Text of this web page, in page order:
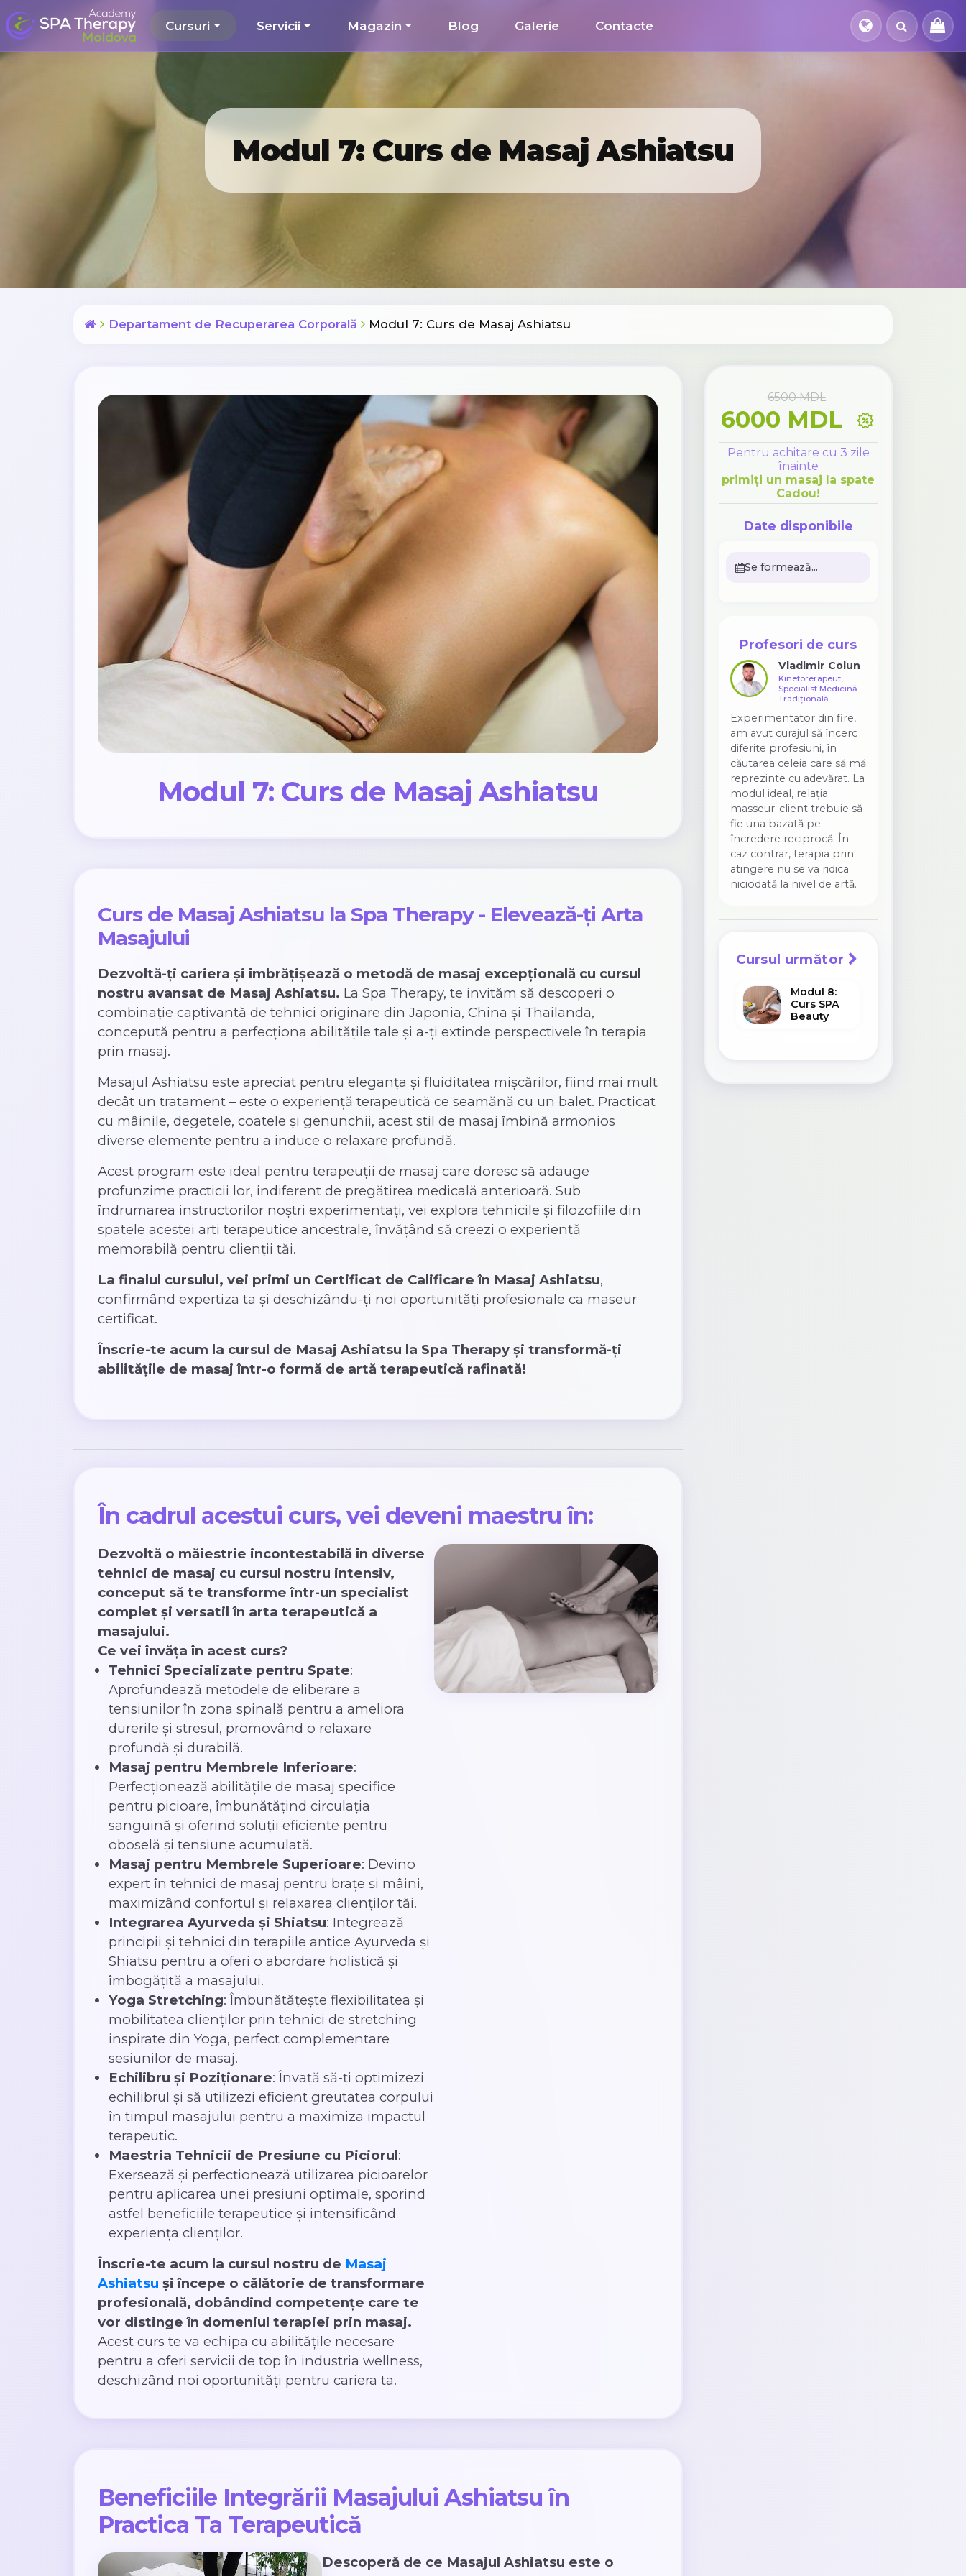
Cursuri Servicii Magazin Blog Galerie Contacte
Modul 7: Curs de Masaj Ashiatsu
Departament de Recuperarea Corporală Modul 7: Curs de Masaj Ashiatsu
Modul 7: Curs de Masaj Ashiatsu
Curs de Masaj Ashiatsu la Spa Therapy - Elevează-ți Arta
Masajului
Dezvoltă-ți cariera și îmbrățișează o metodă de masaj excepțională cu cursul
nostru avansat de Masaj Ashiatsu. La Spa Therapy, te invităm să descoperi o
combinație captivantă de tehnici originare din Japonia, China și Thailanda,
concepută pentru a perfecționa abilitățile tale și a-ți extinde perspectivele în terapia
prin masaj.
Masajul Ashiatsu este apreciat pentru eleganța și fluiditatea mișcărilor, fiind mai mult
decât un tratament – este o experiență terapeutică ce seamănă cu un balet. Practicat
cu mâinile, degetele, coatele și genunchii, acest stil de masaj îmbină armonios
diverse elemente pentru a induce o relaxare profundă.
Acest program este ideal pentru terapeuții de masaj care doresc să adauge
profunzime practicii lor, indiferent de pregătirea medicală anterioară. Sub
îndrumarea instructorilor noștri experimentați, vei explora tehnicile și filozofiile din
spatele acestei arti terapeutice ancestrale, învățând să creezi o experiență
memorabilă pentru clienții tăi.
La finalul cursului, vei primi un Certificat de Calificare în Masaj Ashiatsu,
confirmând expertiza ta și deschizându-ți noi oportunități profesionale ca maseur
certificat.
Înscrie-te acum la cursul de Masaj Ashiatsu la Spa Therapy și transformă-ți
abilitățile de masaj într-o formă de artă terapeutică rafinată!
În cadrul acestui curs, vei deveni maestru în:
Dezvoltă o măiestrie incontestabilă în diverse
tehnici de masaj cu cursul nostru intensiv,
conceput să te transforme într-un specialist
complet și versatil în arta terapeutică a
masajului.
Ce vei învăța în acest curs?
Tehnici Specializate pentru Spate:
Aprofundează metodele de eliberare a
tensiunilor în zona spinală pentru a ameliora
durerile și stresul, promovând o relaxare
profundă și durabilă.
Masaj pentru Membrele Inferioare:
Perfecționează abilitățile de masaj specifice
pentru picioare, îmbunătățind circulația
sanguină și oferind soluții eficiente pentru
oboselă și tensiune acumulată.
Masaj pentru Membrele Superioare: Devino
expert în tehnici de masaj pentru brațe și mâini,
maximizând confortul și relaxarea clienților tăi.
Integrarea Ayurveda și Shiatsu: Integrează
principii și tehnici din terapiile antice Ayurveda și
Shiatsu pentru a oferi o abordare holistică și
îmbogățită a masajului.
Yoga Stretching: Îmbunătățește flexibilitatea și
mobilitatea clienților prin tehnici de stretching
inspirate din Yoga, perfect complementare
sesiunilor de masaj.
Echilibru și Poziționare: Învață să-ți optimizezi
echilibrul și să utilizezi eficient greutatea corpului
în timpul masajului pentru a maximiza impactul
terapeutic.
Maestria Tehnicii de Presiune cu Piciorul:
Exersează și perfecționează utilizarea picioarelor
pentru aplicarea unei presiuni optimale, sporind
astfel beneficiile terapeutice și intensificând
experiența clienților.
Înscrie-te acum la cursul nostru de Masaj
Ashiatsu și începe o călătorie de transformare
profesională, dobândind competențe care te
vor distinge în domeniul terapiei prin masaj.
Acest curs te va echipa cu abilitățile necesare
pentru a oferi servicii de top în industria wellness,
deschizând noi oportunități pentru cariera ta.
Beneficiile Integrării Masajului Ashiatsu în
Practica Ta Terapeutică
Descoperă de ce Masajul Ashiatsu este o
6500 MDL
6000 MDL
Pentru achitare cu 3 zile
înainte
primiți un masaj la spate
Cadou!
Date disponibile
Se formează...
Profesori de curs
Vladimir Colun
Kinetorerapeut,
Specialist Medicină
Tradițională
Experimentator din fire,
am avut curajul să încerc
diferite profesiuni, în
căutarea celeia care să mă
reprezinte cu adevărat. La
modul ideal, relația
masseur-client trebuie să
fie una bazată pe
încredere reciprocă. În
caz contrar, terapia prin
atingere nu se va ridica
niciodată la nivel de artă.
Cursul următor
Modul 8:
Curs SPA
Beauty